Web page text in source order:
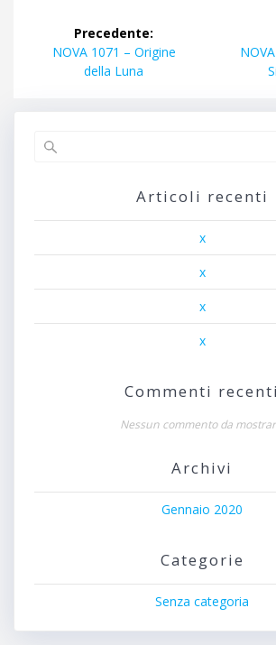
Navigazione
articoli
Precedente:
Articolo
precedente:
NOVA 1071 – Origine
della Luna
Articoli recenti
x
x
x
x
Commenti recenti
Nessun commento da
Archivi
Gennaio 2020
Categorie
Senza categoria